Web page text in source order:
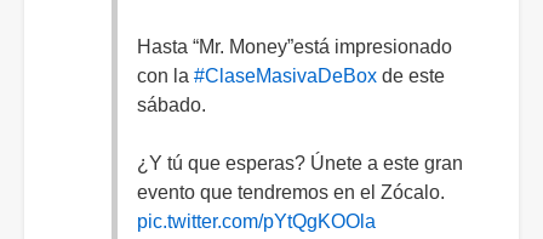
Hasta “Mr. Money”está impresionado
con la #ClaseMasivaDeBox de este
sábado.
¿Y tú que esperas? Únete a este gran
evento que tendremos en el Zócalo.
pic.twitter.com/pYtQgKOOla